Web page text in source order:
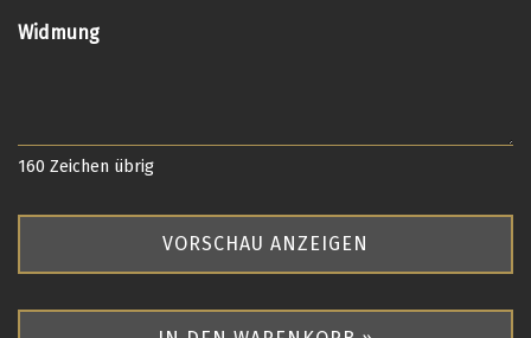
Widmung
160 Zeichen übrig
VORSCHAU ANZEIGEN